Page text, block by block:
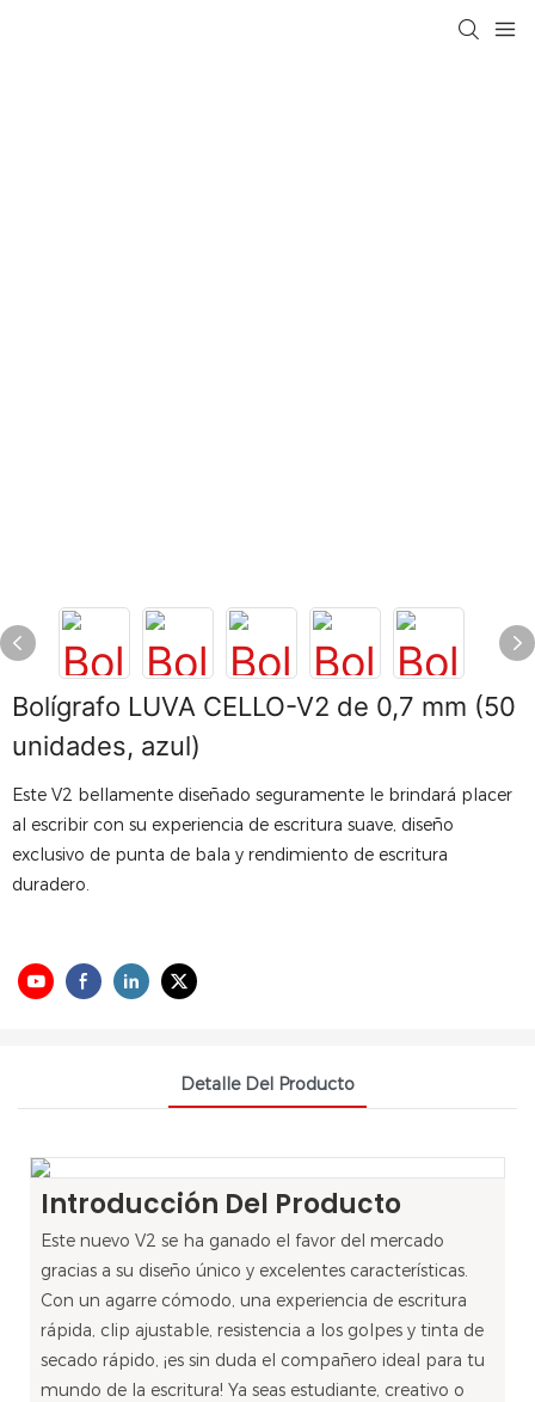
Bolígrafo LUVA CELLO-V2 de 0,7 mm (50
unidades, azul)
Este V2 bellamente diseñado seguramente le brindará placer
al escribir con su experiencia de escritura suave, diseño
exclusivo de punta de bala y rendimiento de escritura
duradero.
Detalle Del Producto
Introducción Del Producto
Este nuevo V2 se ha ganado el favor del mercado
gracias a su diseño único y excelentes características.
Con un agarre cómodo, una experiencia de escritura
rápida, clip ajustable, resistencia a los golpes y tinta de
secado rápido, ¡es sin duda el compañero ideal para tu
mundo de la escritura! Ya seas estudiante, creativo o